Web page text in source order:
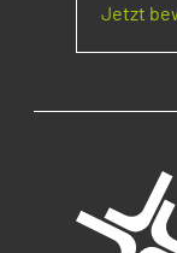
Jetzt